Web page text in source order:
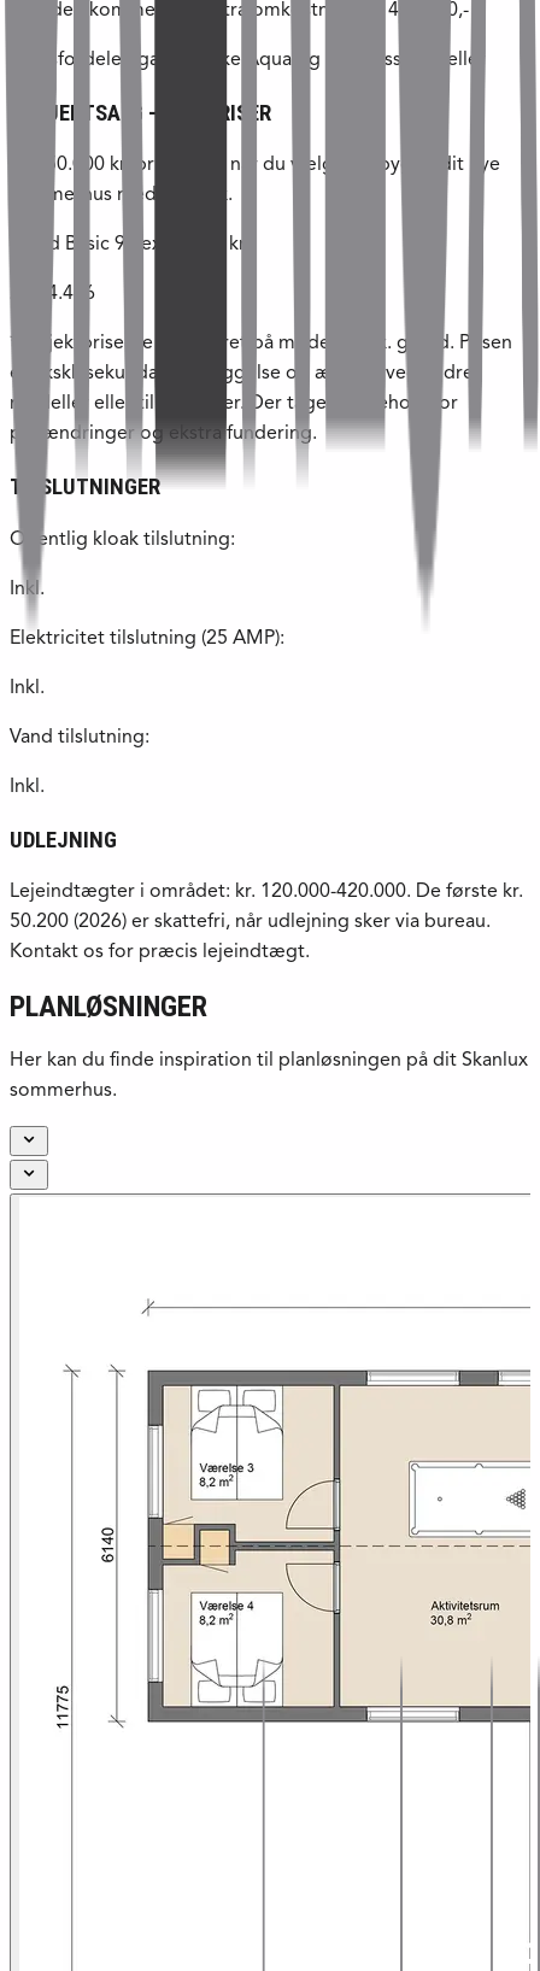
grunden kommer en ekstra omkostning på 400.000,-
**Prisfordelen gælder ikke Aqua og Wellness modeller
PROJEKTSALG – FRA PRISER
Få 150.000 kr. prisfordel, når du vælger at bygge dit nye
sommerhus med Skanlux.
Trend Basic 94 ex. grund kr.:
2.044.436
*Projektpriserne er baseret på model 94 ex. grund. Prisen
er ekskl. sekundær bebyggelse og ændres ved andre
modeller eller tilpasninger. Der tages forbehold for
prisændringer og ekstra fundering.
TILSLUTNINGER
Offentlig kloak tilslutning:
Inkl.
Elektricitet tilslutning (25 AMP):
Inkl.
Vand tilslutning:
Inkl.
UDLEJNING
Lejeindtægter i området: kr. 120.000-420.000. De første kr.
50.200 (2026) er skattefri, når udlejning sker via bureau.
Kontakt os for præcis lejeindtægt.
PLANLØSNINGER
Her kan du finde inspiration til planløsningen på dit Skanlux
sommerhus.